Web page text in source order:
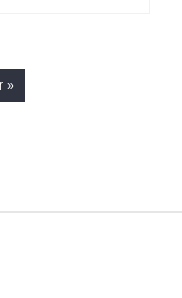
»